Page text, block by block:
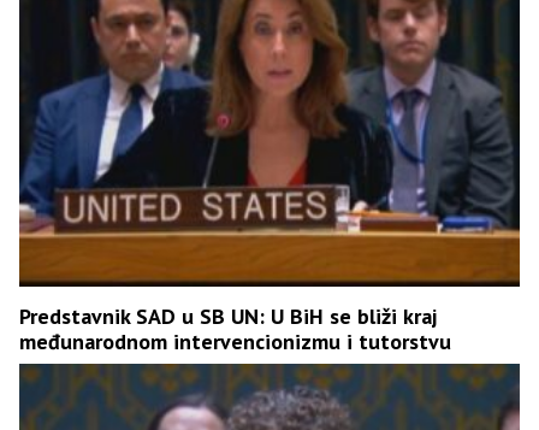
Predstavnik SAD u SB UN: U BiH se bliži kraj
međunarodnom intervencionizmu i tutorstvu